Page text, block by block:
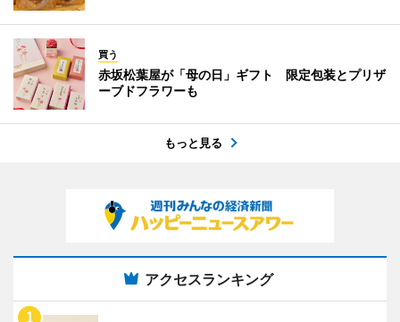
買う
赤坂松葉屋が「母の日」ギフト 限定包装とプリザ
ーブドフラワーも
もっと見る
アクセスランキング